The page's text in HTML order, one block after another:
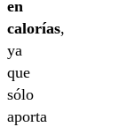
en
calorías,
ya
que
sólo
aporta